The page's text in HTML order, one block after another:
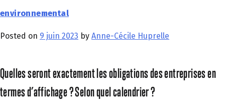
environnemental
Posted on 9 juin 2023 by Anne-Cécile Huprelle
Quelles seront exactement les obligations des entreprises en
termes d’affichage ? Selon quel calendrier ?